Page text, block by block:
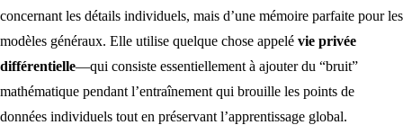
concernant les détails individuels, mais d’une mémoire parfaite pour les
modèles généraux. Elle utilise quelque chose appelé vie privée
différentielle—qui consiste essentiellement à ajouter du “bruit”
mathématique pendant l’entraînement qui brouille les points de
données individuels tout en préservant l’apprentissage global.